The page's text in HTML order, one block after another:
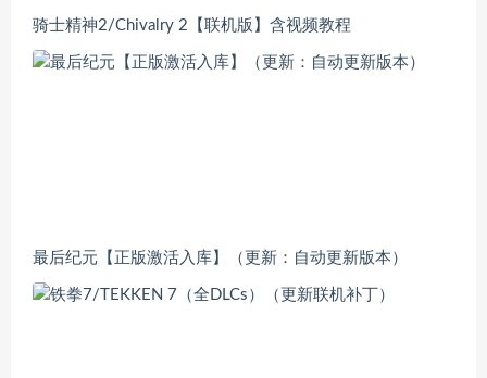
骑士精神2/Chivalry 2【联机版】含视频教程
最后纪元【正版激活入库】（更新：自动更新版本）